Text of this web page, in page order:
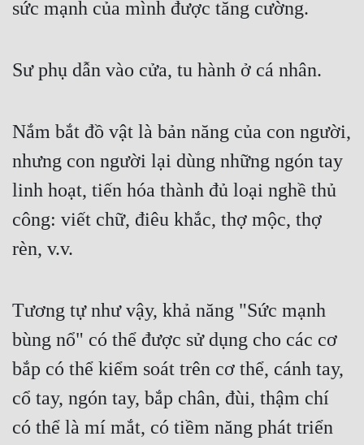
sức mạnh của mình được tăng cường.
Sư phụ dẫn vào cửa, tu hành ở cá nhân.
Nắm bắt đồ vật là bản năng của con người,
nhưng con người lại dùng những ngón tay
linh hoạt, tiến hóa thành đủ loại nghề thủ
công: viết chữ, điêu khắc, thợ mộc, thợ
rèn, v.v.
Tương tự như vậy, khả năng "Sức mạnh
bùng nổ" có thể được sử dụng cho các cơ
bắp có thể kiểm soát trên cơ thể, cánh tay,
cổ tay, ngón tay, bắp chân, đùi, thậm chí
có thể là mí mắt, có tiềm năng phát triển